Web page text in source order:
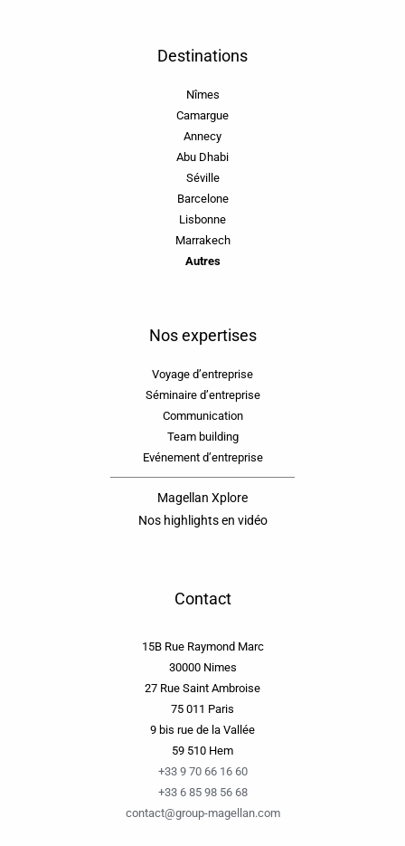
Destinations
Nîmes
Camargue
Annecy
Abu Dhabi
Séville
Barcelone
Lisbonne
Marrakech
Autres
Nos expertises
Voyage d’entreprise
Séminaire d’entreprise
Communication
Team building
Evénement d’entreprise
Magellan Xplore
Nos highlights en vidéo
Contact
15B Rue Raymond Marc
30000 Nimes
27 Rue Saint Ambroise
75 011 Paris
9 bis rue de la Vallée
59 510 Hem
+33 9 70 66 16 60
+33 6 85 98 56 68
contact@group-magellan.com